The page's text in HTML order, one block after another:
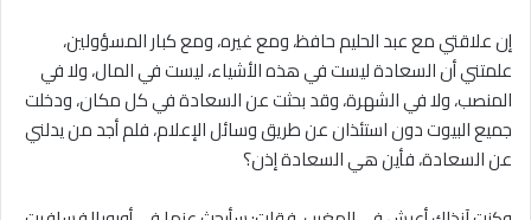
إن علاقتي مع عبد الحليم حافظ، ومع غيره، ومع كبار المسؤولين،
علمتني أن السعادة ليست في هذه الأشياء، ليست في المال، ولا في
المنصب، ولا في الشهرة، وقد بحثت عن السعادة في كل مكان، ودخلت
جميع البيوت دون استئذان عن طريق وسائل الإعلام، فلم أجد من يدلني
عن السعادة، فأين هي السعادة إذن؟